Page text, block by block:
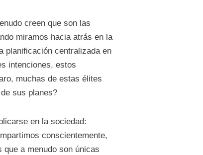
creen que son las
miramos hacia atrás en la
planificación centralizada en
intenciones, estos
muchas de estas élites
sus planes?
en la sociedad:
conscientemente,
a menudo son únicas